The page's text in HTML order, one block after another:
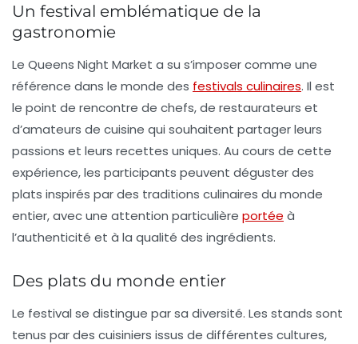
Un festival emblématique de la
gastronomie
Le Queens Night Market a su s’imposer comme une
référence dans le monde des festivals culinaires. Il est
le point de rencontre de chefs, de restaurateurs et
d’amateurs de cuisine qui souhaitent partager leurs
passions et leurs recettes uniques. Au cours de cette
expérience, les participants peuvent déguster des
plats inspirés par des traditions culinaires du monde
entier, avec une attention particulière portée à
l’authenticité et à la qualité des ingrédients.
Des plats du monde entier
Le festival se distingue par sa diversité. Les stands sont
tenus par des cuisiniers issus de différentes cultures,